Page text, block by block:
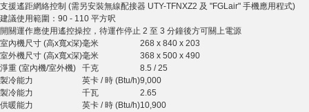
支援遙距網絡控制 (需另安裝無線配接器 UTY-TFNXZ2 及 "FGLair" 手機應用程式)
建議使用範圍：90 - 110 平方呎
開關運作應使用遙控操控，待運作停止 2 至 3 分鐘後方可關上電源
室內機尺寸 (高x寬x深)毫米
268 x 840 x 203
室外機尺寸 (高x寬x深)毫米
368 x 500 x 490
淨重 (室內機/室外機)
千克
8.5 / 25
製冷能力
英卡 / 時 (Btu/h)9,000
製冷能力
千瓦
2.65
供暖能力
英卡 / 時 (Btu/h)10,900